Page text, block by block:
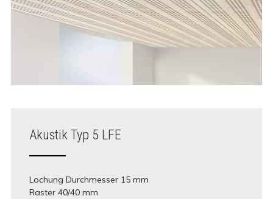
Akustik Typ 5 LFE
Lochung Durchmesser 15 mm
Raster 40/40 mm